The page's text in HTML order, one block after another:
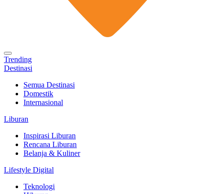
Trending
Destinasi
Semua Destinasi
Domestik
Internasional
Liburan
Inspirasi Liburan
Rencana Liburan
Belanja & Kuliner
Lifestyle Digital
Teknologi